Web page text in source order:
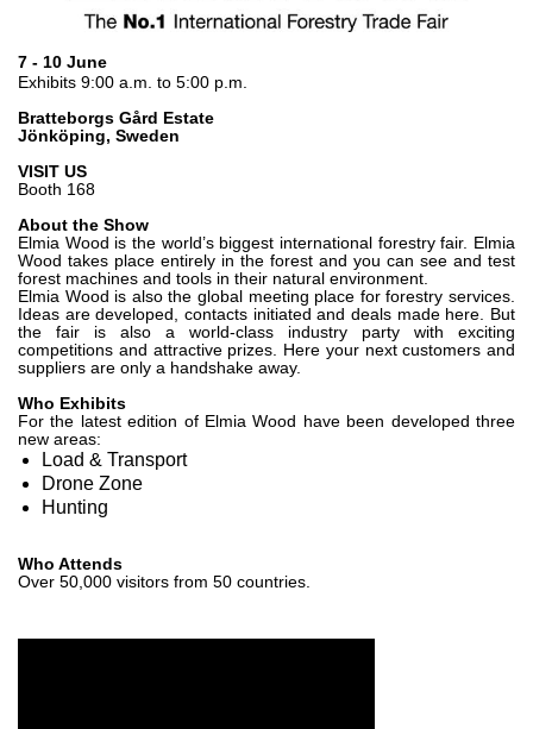
Axialkolbenpumpen und Axialkolbenmotoren
Motori elettrici brushless - Serie MS
Radialkolben-Motoren
Für Bondioli & Pavesi produzierte Orbitalmotoren
Kupplungssysteme
Kontrolle
Integrierte Hydrauliksysteme
Steuergeräte
Cartridgeventile
Leitungseinbauventile
Servosteuerungen
Elektronische Komponenten für Steuersysteme
Wärmeaustausch
Lüfter Steuerungssystem Fan Drive
Wärmetauscher
7 - 10 June
Exhibits 9:00 a.m. to 5:00 p.m.
Bratteborgs Gård Estate
Jönköping, Sweden
VISIT US
Booth 168
About the Show
Elmia Wood is the world’s biggest international forestry fair. Elmia
Wood takes place entirely in the forest and you can see and test
forest machines and tools in their natural environment.
Elmia Wood is also the global meeting place for forestry services.
Ideas are developed, contacts initiated and deals made here. But
the fair is also a world-class industry party with exciting
competitions and attractive prizes. Here your next customers and
suppliers are only a handshake away.
Who Exhibits
For the latest edition of Elmia Wood have been developed three
new areas:
Load & Transport
Drone Zone
Hunting
Who Attends
Over 50,000 visitors from 50 countries.